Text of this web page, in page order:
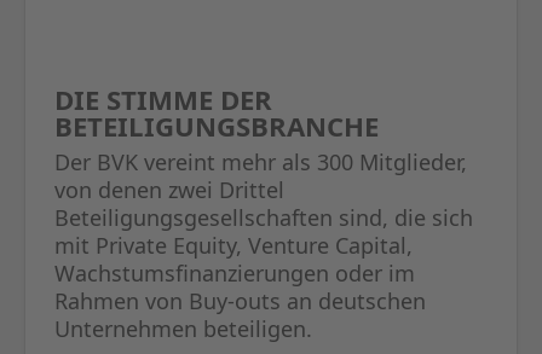
DIE STIMME DER
BETEILIGUNGSBRANCHE
Der BVK vereint mehr als 300 Mitglieder,
von denen zwei Drittel
Beteiligungsgesellschaften sind, die sich
mit Private Equity, Venture Capital,
Wachstumsfinanzierungen oder im
Rahmen von Buy-outs an deutschen
Unternehmen beteiligen.